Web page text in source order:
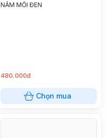
NẤM MỐI ĐEN
480.000đ
Chọn mua